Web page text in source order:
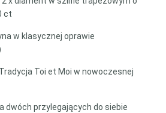
ct
w klasycznej oprawie
Toi et Moi w nowoczesnej
dwóch przylegających do siebie